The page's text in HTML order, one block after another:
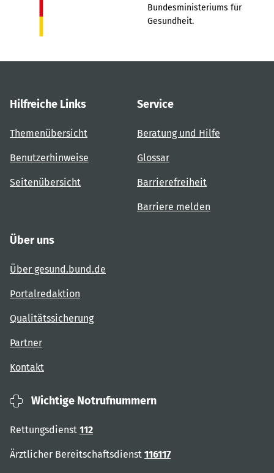
Bundesministeriums für
Gesundheit.
Hilfreiche Links
Themenübersicht
Benutzerhinweise
Seitenübersicht
Service
Beratung und Hilfe
Glossar
Barrierefreiheit
Barriere melden
Über uns
Über gesund.bund.de
Portalredaktion
Qualitätssicherung
Partner
Kontakt
Wichtige Notrufnummern
Rettungsdienst 112
Ärztlicher Bereitschaftsdienst 116117